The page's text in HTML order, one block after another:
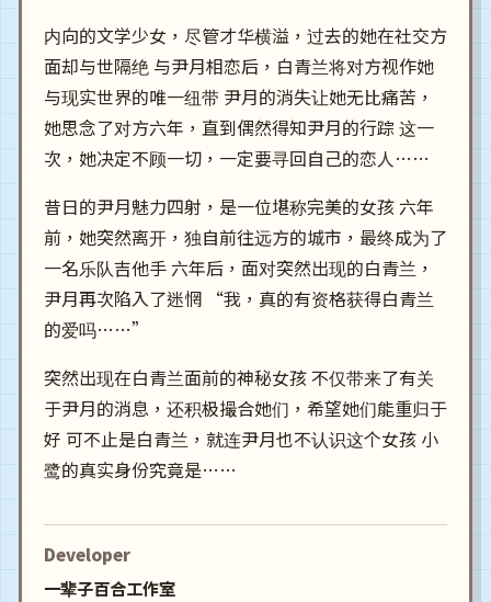
内向的文学少女，尽管才华横溢，过去的她在社交方
面却与世隔绝 与尹月相恋后，白青兰将对方视作她
与现实世界的唯一纽带 尹月的消失让她无比痛苦，
她思念了对方六年，直到偶然得知尹月的行踪 这一
次，她决定不顾一切，一定要寻回自己的恋人……
昔日的尹月魅力四射，是一位堪称完美的女孩 六年
前，她突然离开，独自前往远方的城市，最终成为了
一名乐队吉他手 六年后，面对突然出现的白青兰，
尹月再次陷入了迷惘 “我，真的有资格获得白青兰
的爱吗……”
突然出现在白青兰面前的神秘女孩 不仅带来了有关
于尹月的消息，还积极撮合她们，希望她们能重归于
好 可不止是白青兰，就连尹月也不认识这个女孩 小
鹭的真实身份究竟是……
Developer
一辈子百合工作室